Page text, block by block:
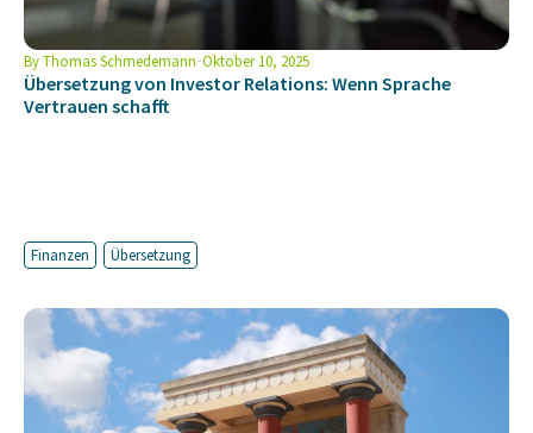
ByThomas Schmedemann Oktober 10, 2025
Übersetzung von Investor Relations: Wenn Sprache
Vertrauen schafft
Finanzen Übersetzung